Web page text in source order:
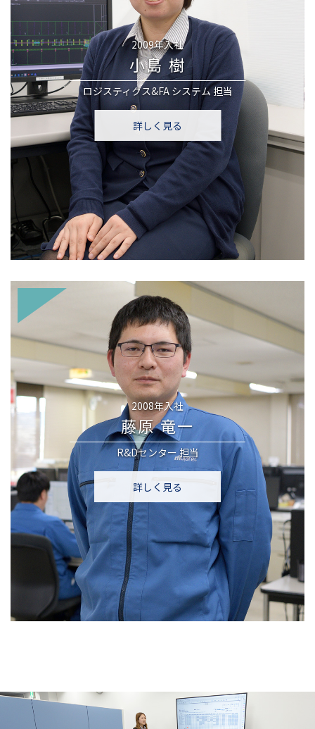
2009年入社
小島 樹
ロジスティクス&FA システム担当
詳しく見る
2008年入社
藤原 竜一
R&Dセンター担当
詳しく見る